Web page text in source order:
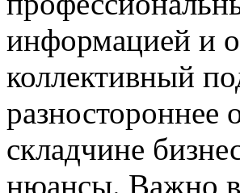
информацией и
коллективный
разностороннее
складчине
нюансы. Важно